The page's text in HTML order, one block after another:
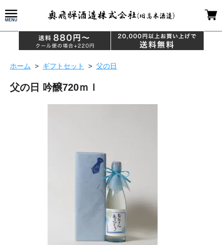
ホーム > ギフトセット > 父の日
父の日 吟醸720ｍｌ